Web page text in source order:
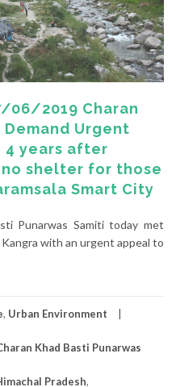
06/2019 Charan
Urgent
years after
shelter for those
Smart City
Punarwas Samiti today met
with an urgent appeal to
, Urban Environment
Khad Basti Punarwas
Pradesh,